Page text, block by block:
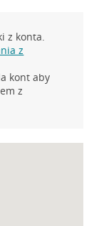
z konta.
z
kont aby
z